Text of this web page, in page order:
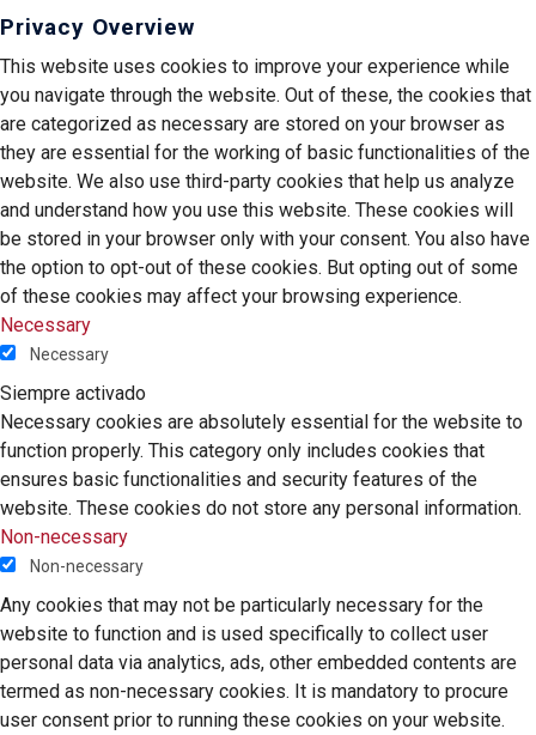
Privacy Overview
This website uses cookies to improve your experience while
you navigate through the website. Out of these, the cookies that
are categorized as necessary are stored on your browser as
they are essential for the working of basic functionalities of the
website. We also use third-party cookies that help us analyze
and understand how you use this website. These cookies will
be stored in your browser only with your consent. You also have
the option to opt-out of these cookies. But opting out of some
of these cookies may affect your browsing experience.
Necessary
Necessary
Siempre activado
Necessary cookies are absolutely essential for the website to
function properly. This category only includes cookies that
ensures basic functionalities and security features of the
website. These cookies do not store any personal information.
Non-necessary
Non-necessary
Any cookies that may not be particularly necessary for the
website to function and is used specifically to collect user
personal data via analytics, ads, other embedded contents are
termed as non-necessary cookies. It is mandatory to procure
user consent prior to running these cookies on your website.